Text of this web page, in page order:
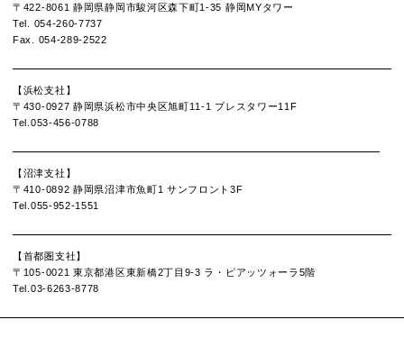
〒422-8061 静岡県静岡市駿河区森下町1-35 静岡MYタワー
Tel. 054-260-7737
Fax. 054-289-2522
【浜松支社】
〒430-0927 静岡県浜松市中央区旭町11-1 プレスタワー11F
Tel.053-456-0788
【沼津支社】
〒410-0892 静岡県沼津市魚町1 サンフロント3F
Tel.055-952-1551
【首都圏支社】
〒105-0021 東京都港区東新橋2丁目9-3 ラ・ピアッツォーラ5階
Tel.03-6263-8778